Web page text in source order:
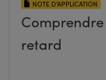
NOTE D’APPLICATION
retard